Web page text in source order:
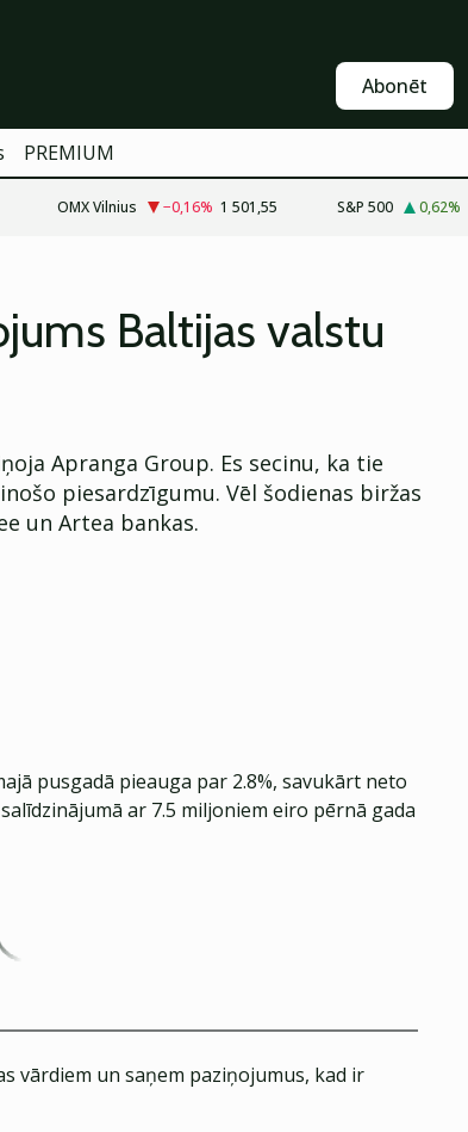
Abonēt
PREMIUM
OMX Vilnius −0,16% 1 501,55 S&P 500 0,62%
Baltijas valstu
Apranga Group. Es secinu, ka tie
piesardzīgumu. Vēl šodienas biržas
un Artea bankas.
pusgadā pieauga par 2.8%, savukārt neto
ar 7.5 miljoniem eiro pērnā gada
vārdiem un saņem paziņojumus, kad ir